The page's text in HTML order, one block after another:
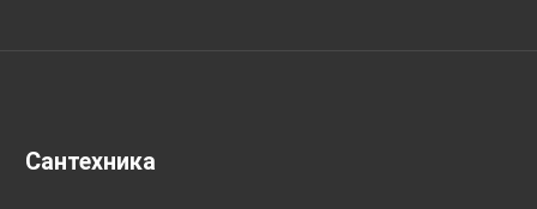
Сантехника